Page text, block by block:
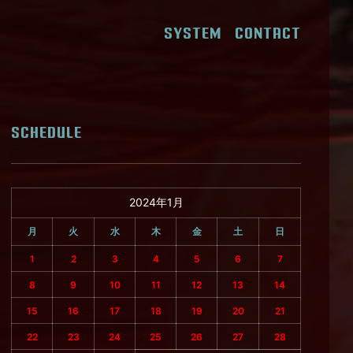
SYSTEM CONTACT
SCHEDULE
2024年1月
月 火 水 木 金 土 日
1 2 3 4 5 6 7
8 9 10 11 12 13 14
15 16 17 18 19 20 21
22 23 24 25 26 27 28